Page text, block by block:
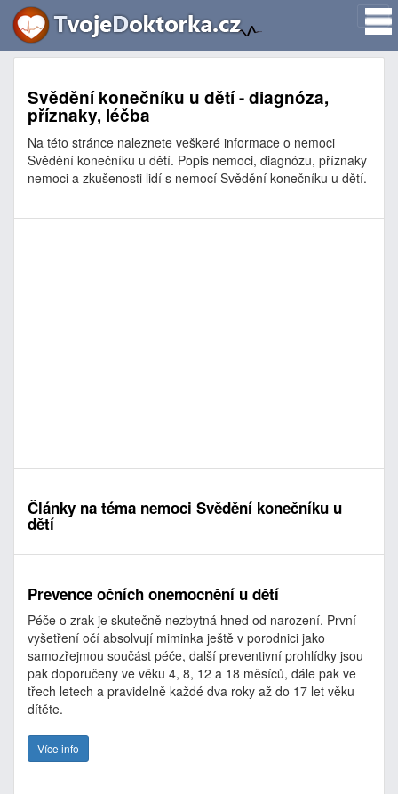
Svědění konečníku u dětí - diagnóza,
příznaky, léčba
Na této stránce naleznete veškeré informace o nemoci
Svědění konečníku u dětí. Popis nemoci, diagnózu, příznaky
nemoci a zkušenosti lidí s nemocí Svědění konečníku u dětí.
Články na téma nemoci Svědění konečníku u
dětí
Prevence očních onemocnění u dětí
Péče o zrak je skutečně nezbytná hned od narození. První
vyšetření očí absolvují miminka ještě v porodnici jako
samozřejmou součást péče, další preventivní prohlídky jsou
pak doporučeny ve věku 4, 8, 12 a 18 měsíců, dále pak ve
třech letech a pravidelně každé dva roky až do 17 let věku
dítěte.
Více info